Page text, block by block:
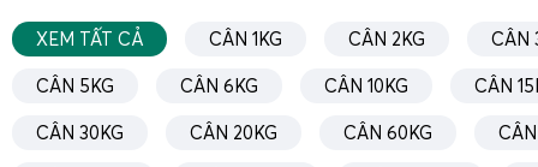
Một trong những tính năng nổi bật khác của
chính là khả năng
in bill từ xa. Khi anh chị cân gà vịt xuất
cộng thủ công, thì máy in bill đã tự động in và cộng dồn
phục vụ cho việc kiểm soát trọng lượng đàn gà vịt của mình.
XEM TẤT CẢ CÂN 1KG CÂN 2KG CÂN
CÂN 5KG CÂN 6KG CÂN 10KG CÂN
CÂN 30KG CÂN 20KG CÂN 60KG